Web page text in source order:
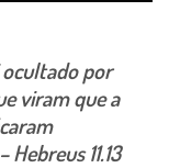
ocultado por
viram que a
11.13